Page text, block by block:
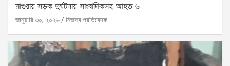
মাগুরায় সড়ক দুর্ঘটনায় সাংবাদিকসহ আহত ৬
জানুয়ারি ৩০, ২০২৬ নিজস্ব প্রতিবেদক